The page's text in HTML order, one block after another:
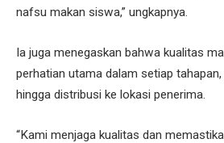
nafsu makan siswa,” ungkapnya.
Ia juga menegaskan bahwa kualitas
perhatian utama dalam setiap
hingga distribusi ke lokasi penerima.
“Kami menjaga kualitas dan